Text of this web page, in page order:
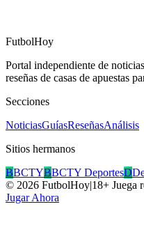
FutbolHoy
Portal independiente de
reseñas de casas de apuestas
Secciones
NoticiasGuíasReseñasAnálisis
Sitios hermanos
BBCTYBBCTY DeportesD
© 2026 FutbolHoy|18+ Juega
Jugar Ahora